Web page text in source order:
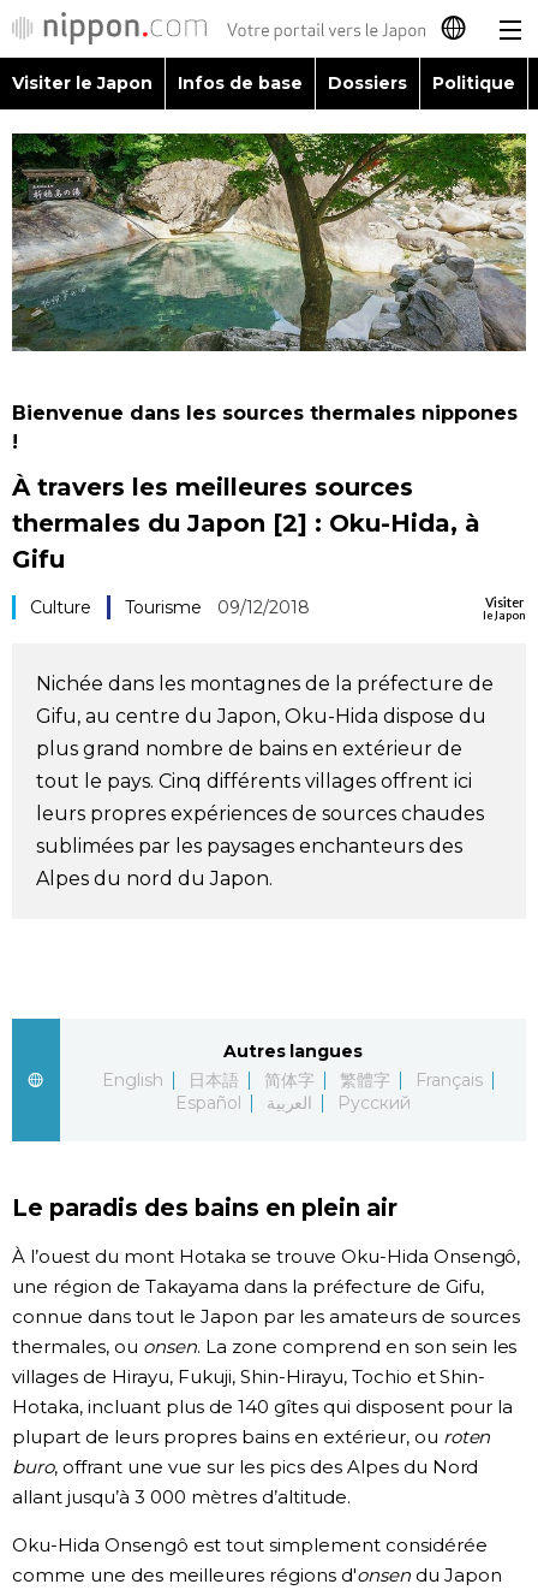
日本語
English
简体字
繁體字
Español
Visiter le Japon
Infos de base
Société
Gastronomie
Le japonais
En plus
Vidéos
Tokyo
Visiter le Japon Infos de base Dossiers Politique
Bienvenue dans les sources thermales nippones
!
À travers les meilleures sources
thermales du Japon [2] : Oku-Hida, à
Gifu
Visiter
le Japon
Culture Tourisme 09/12/2018
Nichée dans les montagnes de la préfecture de
Gifu, au centre du Japon, Oku-Hida dispose du
plus grand nombre de bains en extérieur de
tout le pays. Cinq différents villages offrent ici
leurs propres expériences de sources chaudes
sublimées par les paysages enchanteurs des
Alpes du nord du Japon.
Autres langues
English
日本語 简体字 繁體字
Français
Español
العربية Русский
Le paradis des bains en plein air
À l’ouest du mont Hotaka se trouve Oku-Hida Onsengô,
une région de Takayama dans la préfecture de Gifu,
connue dans tout le Japon par les amateurs de sources
thermales, ou onsen. La zone comprend en son sein les
villages de Hirayu, Fukuji, Shin-Hirayu, Tochio et Shin-
Hotaka, incluant plus de 140 gîtes qui disposent pour la
plupart de leurs propres bains en extérieur, ou roten
buro, offrant une vue sur les pics des Alpes du Nord
allant jusqu’à 3 000 mètres d’altitude.
Oku-Hida Onsengô est tout simplement considérée
comme une des meilleures régions d'onsen du Japon